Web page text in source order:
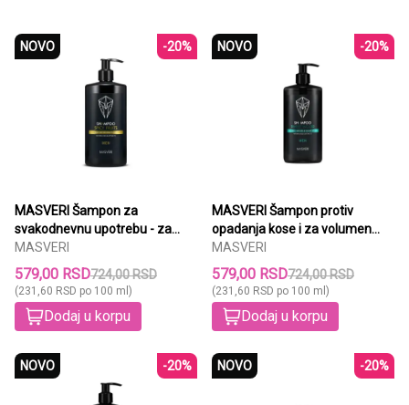
NOVO -20%
MASVERI Šampon za
svakodnevnu upotrebu - za
zdravu kosu SPICY FRUITS 250
ml
MASVERI
579,00 RSD724,00 RSD
(231,60 RSD po 100 ml)
Dodaj u korpu
NOVO -20%
MASVERI Šampon protiv
opadanja kose i za volumen
SWEET WOOD 250 ml
MASVERI
579,00 RSD724,00 RSD
(231,60 RSD po 100 ml)
Dodaj u korpu
NOVO -20% NOVO -20%